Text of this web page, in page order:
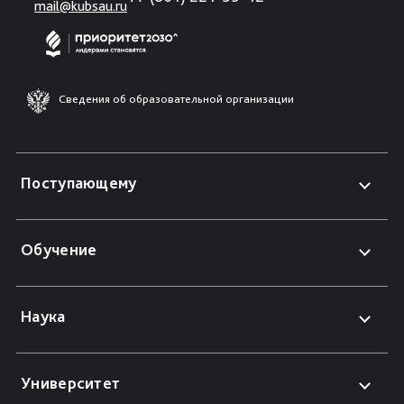
mail@kubsau.ru
Сведения об образовательной организации
Поступающему
Обучение
Наука
Университет